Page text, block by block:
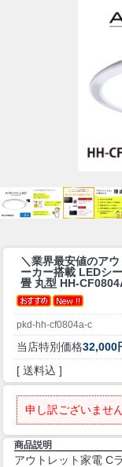
＼業界最安値のア
ーカー搭載 LEDシ
畳 丸型 HH-
pkd-hh-cf0804a-c
当店特別価格32,000
[ 送料込 ]
申し訳ございませ
商品説明
アウトレット家電 C